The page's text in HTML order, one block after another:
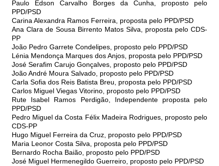
Paulo Edson Carvalho Borges da Cunha, proposto pelo
PPD/PSD
Carina Alexandra Ramos Ferreira, proposta pelo PPD/PSD
Ana Clara de Sousa Birrento Matos Silva, proposta pelo CDS-
PP
João Pedro Garrete Condelipes, proposto pelo PPD/PSD
Lénia Mendonça Marques dos Anjos, proposta pelo PPD/PSD
José Serafim Carujo Gonçalves, proposto pelo PPD/PSD
João André Moura Salvado, proposto pelo PPD/PSD
Carla Sofia dos Reis Batista Breu, proposta pelo PPD/PSD
Carlos Miguel Viegas Vitorino, proposto pelo PPD/PSD
Rute Isabel Ramos Perdigão, Independente proposta pelo
PPD/PSD
Pedro Miguel da Costa Félix Madeira Rodrigues, proposto pelo
CDS-PP
Hugo Miguel Ferreira da Cruz, proposto pelo PPD/PSD
Maria Leonor Costa Silva, proposta pelo PPD/PSD
Bernardo Rocha Baião, proposto pelo PPD/PSD
José Miguel Hermenegildo Guerreiro, proposto pelo PPD/PSD